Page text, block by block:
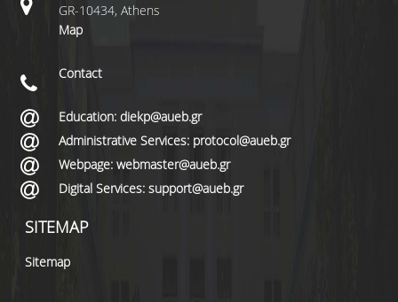
GR-10434, Athens
Map
Contact
Education: diekp@aueb.gr
Administrative Services: protocol@aueb.gr
Webpage: webmaster@aueb.gr
Digital Services: support@aueb.gr
SITEMAP
Sitemap